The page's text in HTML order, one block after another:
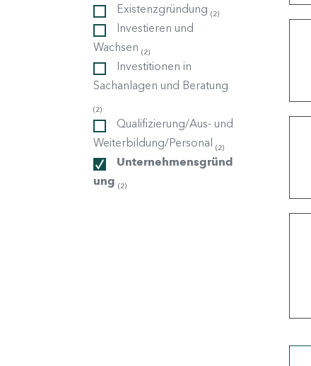
Existenzgründung (2)
Investieren und
Wachsen (2)
Investitionen in
Sachanlagen und Beratung
(2)
Qualifizierung/Aus- und
Weiterbildung/Personal (2)
Unternehmensgründ
ung (2)